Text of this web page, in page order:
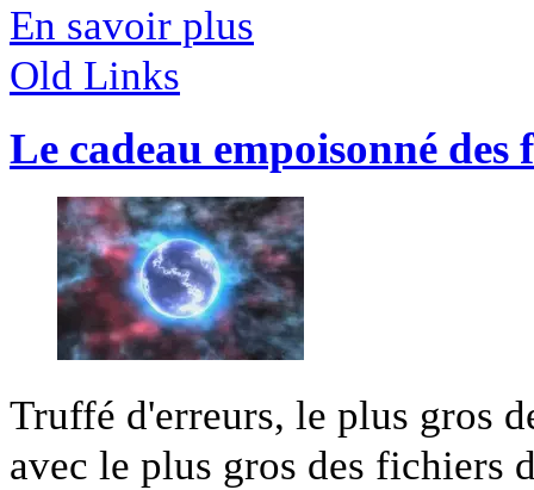
En savoir plus
Old Links
Le cadeau empoisonné
Truffé d'erreurs, le plus gros
avec le plus gros des fichiers